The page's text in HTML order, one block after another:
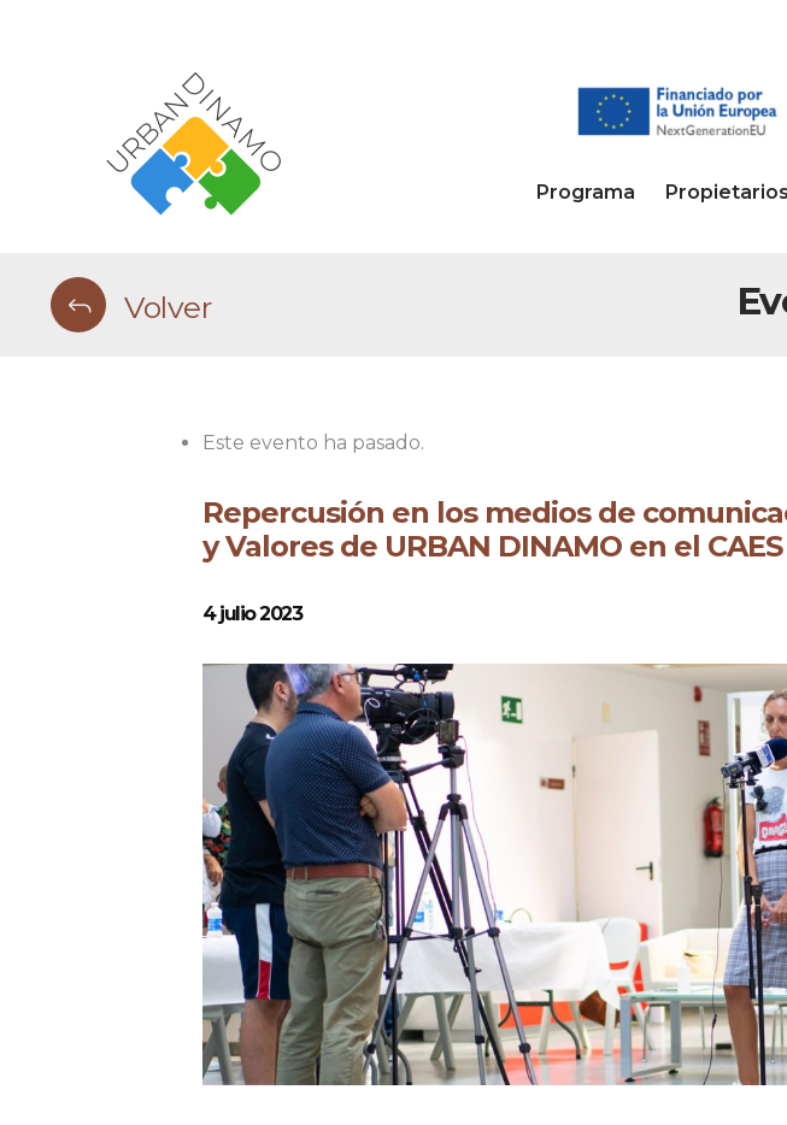
Programa Propietarios
Volver
Este evento ha pasado.
Repercusión en los medios de
y Valores de URBAN DINAMO en el
4 julio 2023